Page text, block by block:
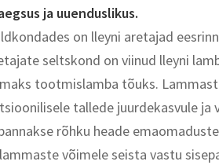
ja uuenduslikus.
on lleyni aretajad
seltskond on viinud lleyni
tootmislamba tõuks.
tallede juurdekasvule ja
rõhku heade
võimele seista vastu